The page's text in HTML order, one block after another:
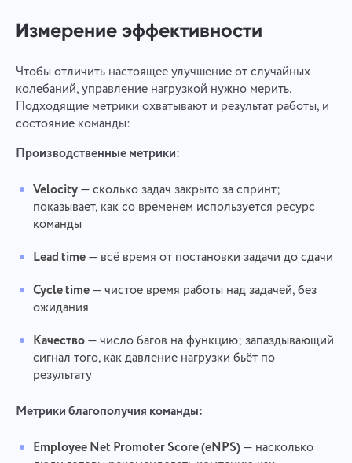
Измерение эффективности
Чтобы отличить настоящее улучшение от случайных
колебаний, управление нагрузкой нужно мерить.
Подходящие метрики охватывают и результат работы, и
состояние команды:
Производственные метрики:
Velocity— сколько задач закрыто за спринт;
показывает, как со временем используется ресурс
команды
Lead time— всё время от постановки задачи до сдачи
Cycle time— чистое время работы над задачей, без
ожидания
Качество— число багов на функцию; запаздывающий
сигнал того, как давление нагрузки бьёт по
результату
Метрики благополучия команды:
Employee Net Promoter Score (eNPS)— насколько